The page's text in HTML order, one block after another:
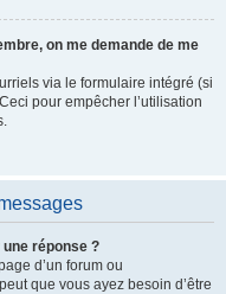
on me demande de me
via le formulaire intégré (si
pour empêcher l’utilisation
réponse ?
d’un forum ou
que vous ayez besoin d’être